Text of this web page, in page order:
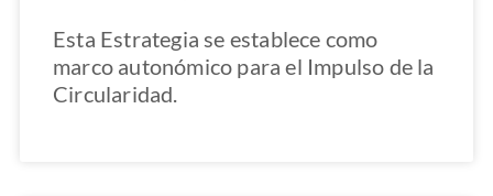
Esta Estrategia se establece como
marco autonómico para el Impulso de la
Circularidad.